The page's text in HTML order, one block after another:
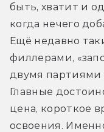
быть, хватит и
когда нечего
Ещё недавно
филлерами,
двумя партиями
Главные
цена, короткое
освоения.